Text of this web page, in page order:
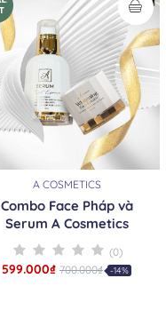
A COSMETICS
Combo Face Pháp và
Serum A Cosmetics
(0)
599.000₫ 700.000₫ -14%